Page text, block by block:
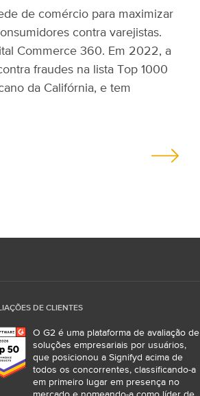
de comércio para maximizar
contra varejistas.
Commerce 360. Em 2022, a
fraudes na lista Top 1000
da Califórnia, e tem
DE CLIENTES
O G2 é uma plataforma de avaliação de
soluções empresariais por usuários,
que posicionou a Signifyd acima de
todos os concorrentes, classificando-a
em primeiro lugar em presença no